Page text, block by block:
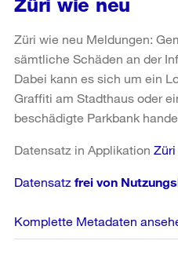
Züri wie neu
Züri wie neu Meldungen:
sämtliche Schäden an der
Dabei kann es sich um ein
Graffiti am Stadthaus oder
beschädigte Parkbank
Datensatz in Applikation Züri
Datensatz frei von
Komplette Metadaten